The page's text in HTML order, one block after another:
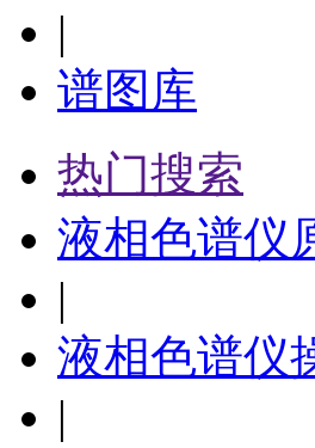
|
谱图库
热门搜索
液相色谱仪
|
液相色谱仪
|